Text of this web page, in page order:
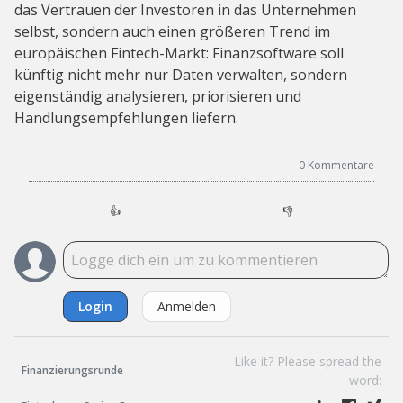
das Vertrauen der Investoren in das Unternehmen
selbst, sondern auch einen größeren Trend im
europäischen Fintech-Markt: Finanzsoftware soll
künftig nicht mehr nur Daten verwalten, sondern
eigenständig analysieren, priorisieren und
Handlungsempfehlungen liefern.
0 Kommentare
👍 👎
Login Anmelden
Finanzierungsrunde
Like it? Please spread the
word: